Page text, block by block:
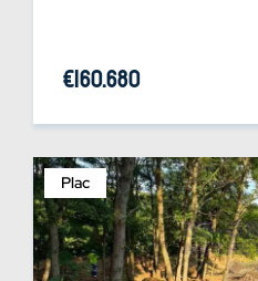
€160.680
Plac